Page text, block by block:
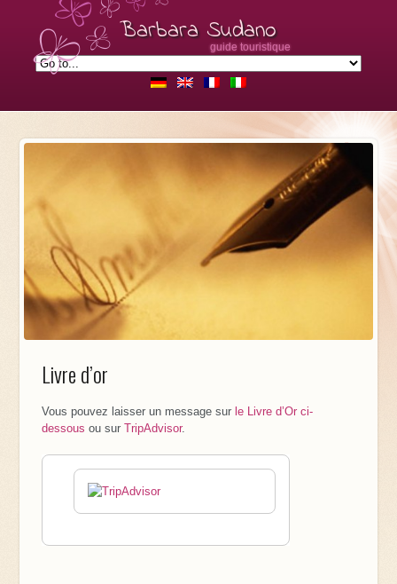
Barbara Sudano
guide touristique
Livre d’or
Vous pouvez laisser un message sur le Livre d’Or ci-
dessous ou sur TripAdvisor.